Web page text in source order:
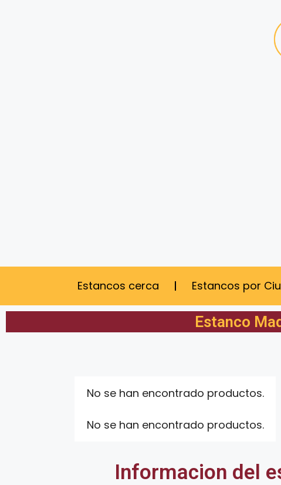
Estancos cerca Estancos por
Estanco
No se han encontrado productos.
No se han encontrado productos.
Informacion del